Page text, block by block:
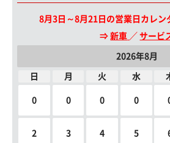
8月3日～8月21日の営業日カレン
⇒新車 ／サービ
2026年8月
日 月 火 水
0 0 0 0
2 3 4 5